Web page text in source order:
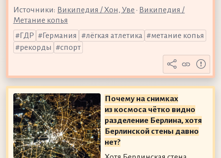
Источники: Википедия / Хон, Уве • Википедия /
Метание копья
ГДР
Германия лёгкая атлетика
метание копья
рекорды
спорт
Почему на снимках
из космоса чётко видно
разделение Берлина, хотя
Берлинской стены давно
нет?